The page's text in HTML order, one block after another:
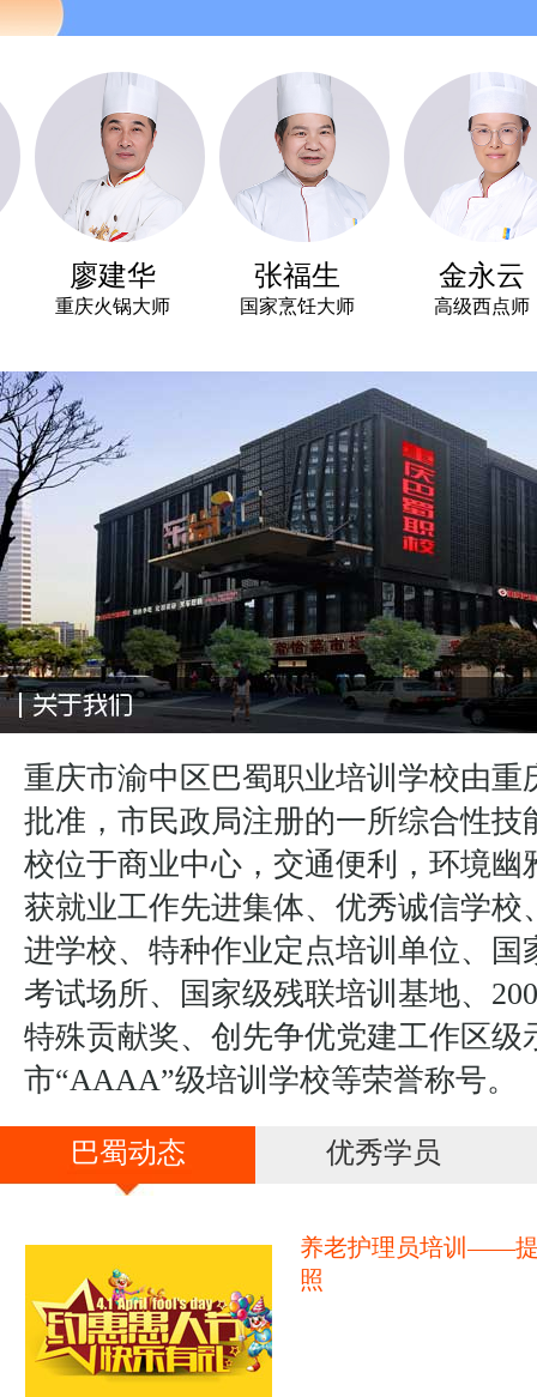
廖建华
重庆火锅大师
张福生
国家烹饪大师
金永云
高级西点师
重庆市渝中区巴蜀职业培训学校由重
批准，市民政局注册的一所综合性技
校位于商业中心，交通便利，环境幽
获就业工作先进集体、优秀诚信学校
进学校、特种作业定点培训单位、国
考试场所、国家级残联培训基地、
特殊贡献奖、创先争优党建工作区级
市“AAAA”级培训学校等荣誉称号。
巴蜀动态 优秀学员
养老护理员培训——
照